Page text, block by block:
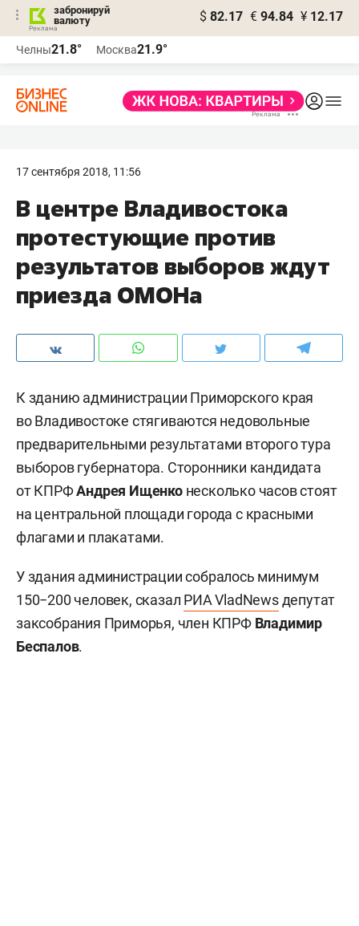
забронируй
валюту
$ 82.17 € 94.84 ¥ 12.17
Челны21.8° Москва21.9°
17 сентября 2018, 11:56
В центре Владивостока
протестующие против
результатов выборов ждут
приезда ОМОНа
К зданию администрации Приморского края
во Владивостоке стягиваются недовольные
предварительными результатами второго тура
выборов губернатора. Сторонники кандидата
от КПРФАндрея Ищенконесколько часов стоят
на центральной площади города с красными
флагами и плакатами.
У здания администрации собралось минимум
150−200 человек, сказал РИА VladNewsдепутат
заксобрания Приморья, член КПРФ Владимир
Беспалов.